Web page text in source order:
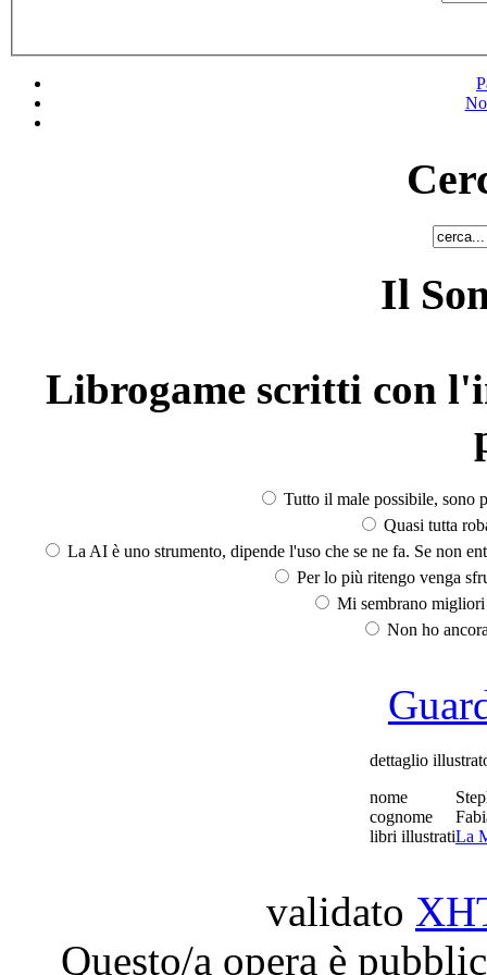
Il
Librogame scritti con
Tutto il male possibile, sono
Quasi tutta
La AI è uno strumento, dipende l'uso che se ne fa. Se non
Per lo più ritengo venga
Mi sembrano
Non ho
dettaglio
nome
cognome
libri illustratiLa
validato
Questo/a opera è